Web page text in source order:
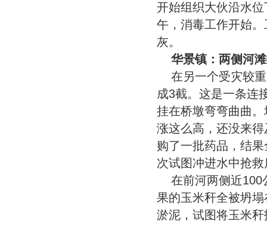
开始组织大伙沿水
午，消毒工作开始
灰。
华景镇：两侧河
在另一个受灾较
成3截。这是一条连
挂在桥墩弯弯曲曲
涨这么高，还没来得
购了一批药品，结
次试图冲进水中抢
在前河两侧近100
果的玉米秆全被坍
淤泥，试图将玉米